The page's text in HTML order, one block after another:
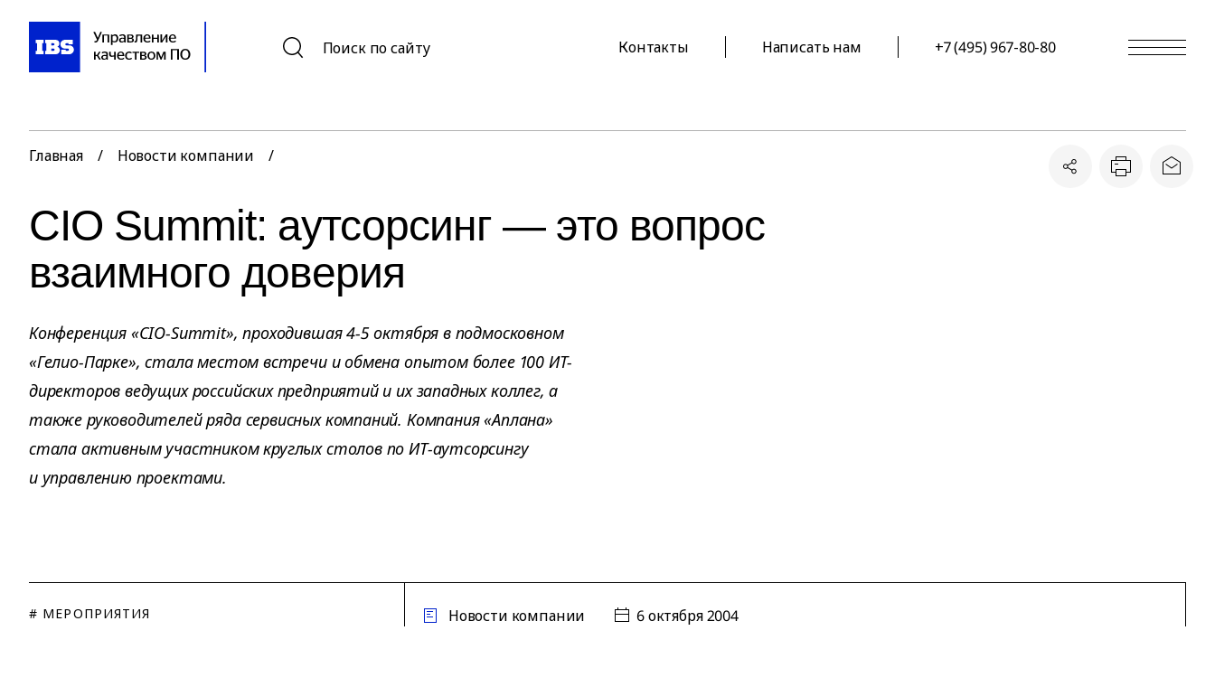
Поиск по сайту Контакты Написать нам +7 (495) 967-80-80
Главная / Новости компании /
CIO Summit: аутсорсинг — это вопрос
взаимного доверия
Конференция «CIO-Summit», проходившая 4-5 октября в подмосковном
«Гелио-Парке», стала местом встречи и обмена опытом более 100 ИТ-
директоров ведущих российских предприятий и их западных коллег, а
также руководителей ряда сервисных компаний. Компания «Аплана»
стала активным участником круглых столов по ИТ-аутсорсингу
и управлению проектами.
# МЕРОПРИЯТИЯ Новости компании 6 октября 2004